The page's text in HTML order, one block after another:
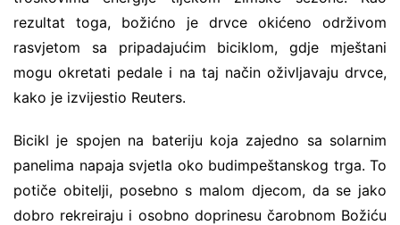
rezultat toga, božićno je drvce okićeno održivom
rasvjetom sa pripadajućim biciklom, gdje mještani
mogu okretati pedale i na taj način oživljavaju drvce,
kako je izvijestio Reuters.
Bicikl je spojen na bateriju koja zajedno sa solarnim
panelima napaja svjetla oko budimpeštanskog trga. To
potiče obitelji, posebno s malom djecom, da se jako
dobro rekreiraju i osobno doprinesu čarobnom Božiću